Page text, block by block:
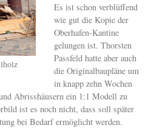
Es ist schon verblüffend
wie gut die Kopie der
Oberhafen-Kantine
gelungen ist. Thorsten
Passfeld hatte aber auch
die Originalbaupläne um
in knapp zehn Wochen
Abrisshäusern ein 1:1 Modell zu
ist es noch nicht, dass soll später
bei Bedarf ermöglicht werden.